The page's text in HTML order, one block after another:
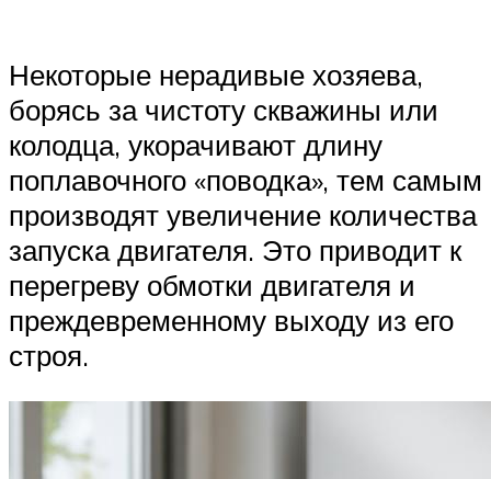
Некоторые нерадивые хозяева,
борясь за чистоту скважины или
колодца, укорачивают длину
поплавочного «поводка», тем самым
производят увеличение количества
запуска двигателя. Это приводит к
перегреву обмотки двигателя и
преждевременному выходу из его
строя.